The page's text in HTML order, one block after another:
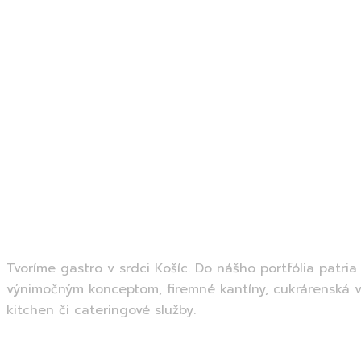
Tvoríme gastro v srdci Košíc. Do nášho portfólia
výnimočným konceptom, firemné kantíny, cukrárenská
kitchen či cateringové služby.